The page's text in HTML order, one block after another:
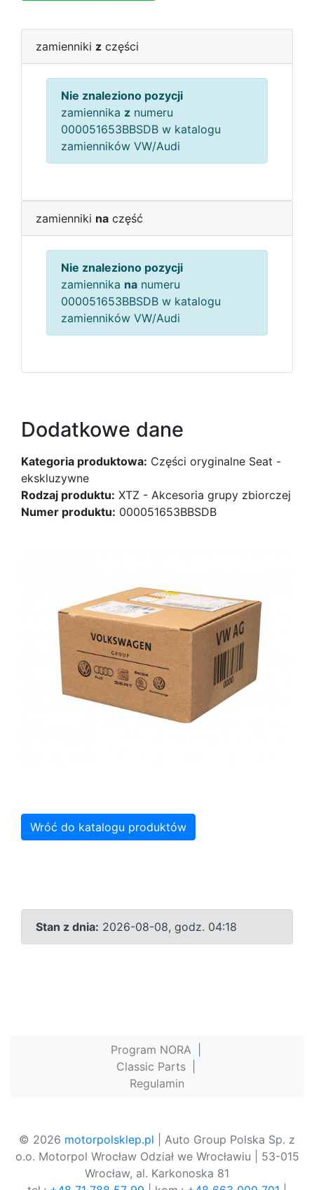
zamienniki z części
Nie znaleziono pozycji
zamiennika z numeru
000051653BBSDB w katalogu
zamienników VW/Audi
zamienniki na część
Nie znaleziono pozycji
zamiennika na numeru
000051653BBSDB w katalogu
zamienników VW/Audi
Dodatkowe dane
Kategoria produktowa: Części oryginalne Seat -
ekskluzywne
Rodzaj produktu: XTZ - Akcesoria grupy zbiorczej
Numer produktu: 000051653BBSDB
Wróć do katalogu produktów
Stan z dnia: 2026-08-08, godz. 04:18
Program NORA
Classic Parts
Regulamin
© 2026 motorpolsklep.pl | Auto Group Polska Sp. z
o.o. Motorpol Wrocław Odział we Wrocławiu | 53-015
Wrocław, al. Karkonoska 81